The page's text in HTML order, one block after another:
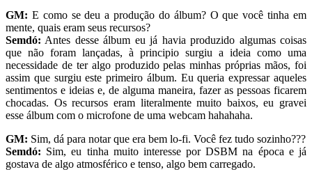
GM: E como se deu a produção do álbum? O que você tinha em
mente, quais eram seus recursos?
Semdó: Antes desse álbum eu já havia produzido algumas coisas
que não foram lançadas, à principio surgiu a ideia como uma
necessidade de ter algo produzido pelas minhas próprias mãos, foi
assim que surgiu este primeiro álbum. Eu queria expressar aqueles
sentimentos e ideias e, de alguma maneira, fazer as pessoas ficarem
chocadas. Os recursos eram literalmente muito baixos, eu gravei
esse álbum com o microfone de uma webcam hahahaha.
GM: Sim, dá para notar que era bem lo-fi. Você fez tudo sozinho???
Semdó: Sim, eu tinha muito interesse por DSBM na época e já
gostava de algo atmosférico e tenso, algo bem carregado.